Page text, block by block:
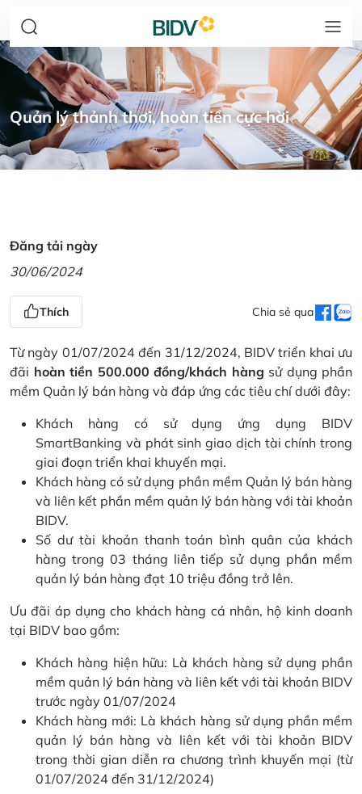
Quản lý thảnh thơi, hoàn tiền cực hời
Đăng tải ngày
30/06/2024
Thích Chia sẻ qua
Từ ngày 01/07/2024 đến 31/12/2024, BIDV triển khai ưu
đãi hoàn tiền 500.000 đồng/khách hàng sử dụng phần
mềm Quản lý bán hàng và đáp ứng các tiêu chí dưới đây:
Khách hàng có sử dụng ứng dụng BIDV
SmartBanking và phát sinh giao dịch tài chính trong
giai đoạn triển khai khuyến mại.
Khách hàng có sử dụng phần mềm Quản lý bán hàng
và liên kết phần mềm quản lý bán hàng với tài khoản
BIDV.
Số dư tài khoản thanh toán bình quân của khách
hàng trong 03 tháng liên tiếp sử dụng phần mềm
quản lý bán hàng đạt 10 triệu đồng trở lên.
Ưu đãi áp dụng cho khách hàng cá nhân, hộ kinh doanh
tại BIDV bao gồm:
Khách hàng hiện hữu: Là khách hàng sử dụng phần
mềm quản lý bán hàng và liên kết với tài khoản BIDV
trước ngày 01/07/2024
Khách hàng mới: Là khách hàng sử dụng phần mềm
quản lý bán hàng và liên kết với tài khoản BIDV
trong thời gian diễn ra chương trình khuyến mại (từ
01/07/2024 đến 31/12/2024)